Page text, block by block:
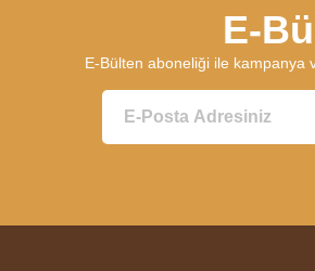
E-
E-Bülten aboneliği ile kampanya